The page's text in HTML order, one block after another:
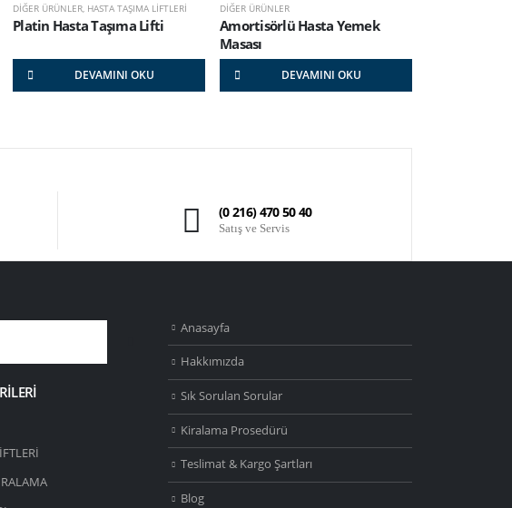
DİĞER ÜRÜNLER HASTA TAŞIMA LİFTLERİ
Platin Hasta Taşıma Lifti
DEVAMINI OKU
DİĞER ÜRÜNLER
Amortisörlü Hasta Yemek
Masası
DEVAMINI OKU
(0 216) 470 50 40
Satış ve Servis
Anasayfa
Hakkımızda
Sık Sorulan Sorular
Kiralama Prosedürü
Teslimat & Kargo Şartları
Blog